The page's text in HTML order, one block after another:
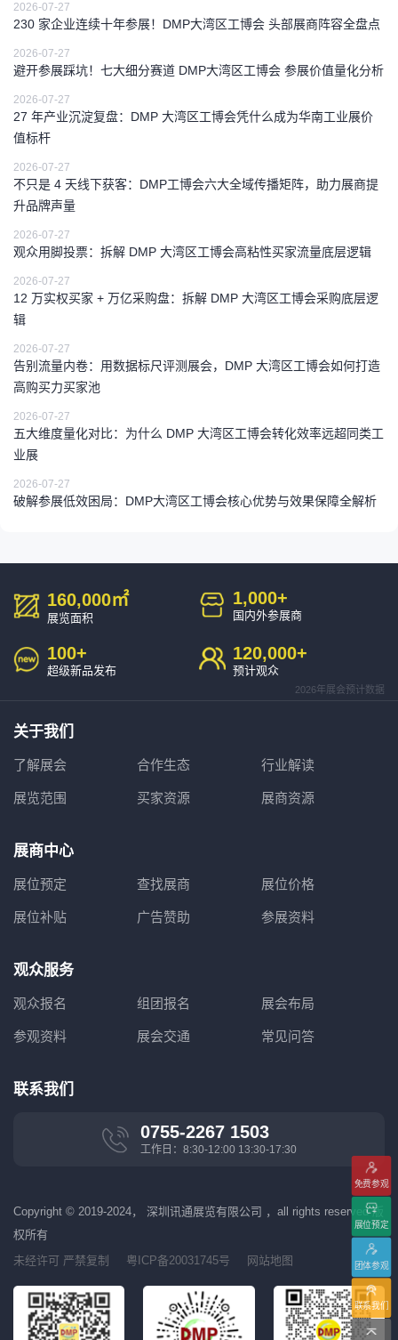
2026-07-27
230 家企业连续十年参展！DMP大湾区工博会 头部展商阵容全盘点
2026-07-27
避开参展踩坑！七大细分赛道 DMP大湾区工博会 参展价值量化分析
2026-07-27
27 年产业沉淀复盘：DMP 大湾区工博会凭什么成为华南工业展价
值标杆
2026-07-27
不只是 4 天线下获客：DMP工博会六大全域传播矩阵，助力展商提
升品牌声量
2026-07-27
观众用脚投票：拆解 DMP 大湾区工博会高粘性买家流量底层逻辑
2026-07-27
12 万实权买家 + 万亿采购盘：拆解 DMP 大湾区工博会采购底层逻
辑
2026-07-27
告别流量内卷：用数据标尺评测展会，DMP 大湾区工博会如何打造
高购买力买家池
2026-07-27
五大维度量化对比：为什么 DMP 大湾区工博会转化效率远超同类工
业展
2026-07-27
破解参展低效困局：DMP大湾区工博会核心优势与效果保障全解析
160,000㎡
展览面积
1,000+
国内外参展商
100+
超级新品发布
120,000+
预计观众
2026年展会预计数据
关于我们
了解展会 合作生态 行业解读
展览范围 买家资源 展商资源
展商中心
展位预定 查找展商 展位价格
展位补贴 广告赞助 参展资料
观众服务
观众报名 组团报名 展会布局
参观资料 展会交通 常见问答
联系我们
0755-2267 1503
工作日：8:30-12:00 13:30-17:30
Copyright © 2019-2024， 深圳讯通展览有限公司 ，all rights reserved 版
权所有
未经许可 严禁复制
粤ICP备20031745号 网站地图
免费参观
展位预定
团体参观
联系我们